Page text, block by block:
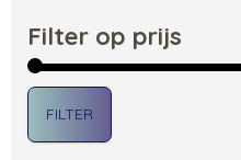
Filter op prijs
FILTER